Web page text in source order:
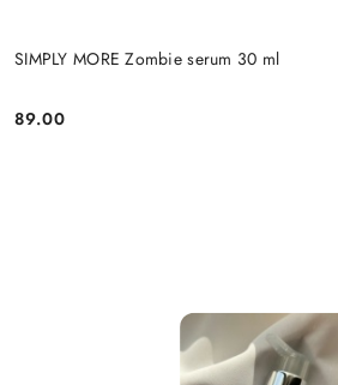
SIMPLY MORE Zombie serum 30 ml
Cena:
89.00